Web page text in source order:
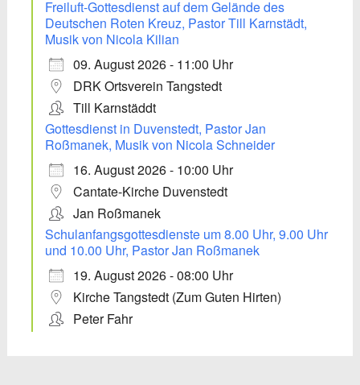
Freiluft-Gottesdienst auf dem Gelände des
Deutschen Roten Kreuz, Pastor Till Karnstädt,
Musik von Nicola Kilian
09. August 2026 - 11:00 Uhr
DRK Ortsverein Tangstedt
Till Karnstäddt
Gottesdienst in Duvenstedt, Pastor Jan
Roßmanek, Musik von Nicola Schneider
16. August 2026 - 10:00 Uhr
Cantate-Kirche Duvenstedt
Jan Roßmanek
Schulanfangsgottesdienste um 8.00 Uhr, 9.00 Uhr
und 10.00 Uhr, Pastor Jan Roßmanek
19. August 2026 - 08:00 Uhr
Kirche Tangstedt (Zum Guten Hirten)
Peter Fahr